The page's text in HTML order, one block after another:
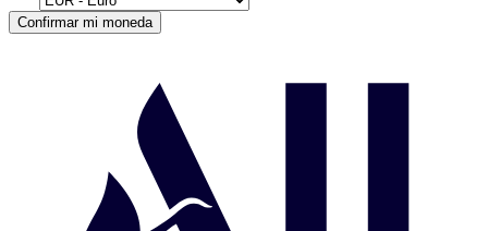
Confirmar mi moneda